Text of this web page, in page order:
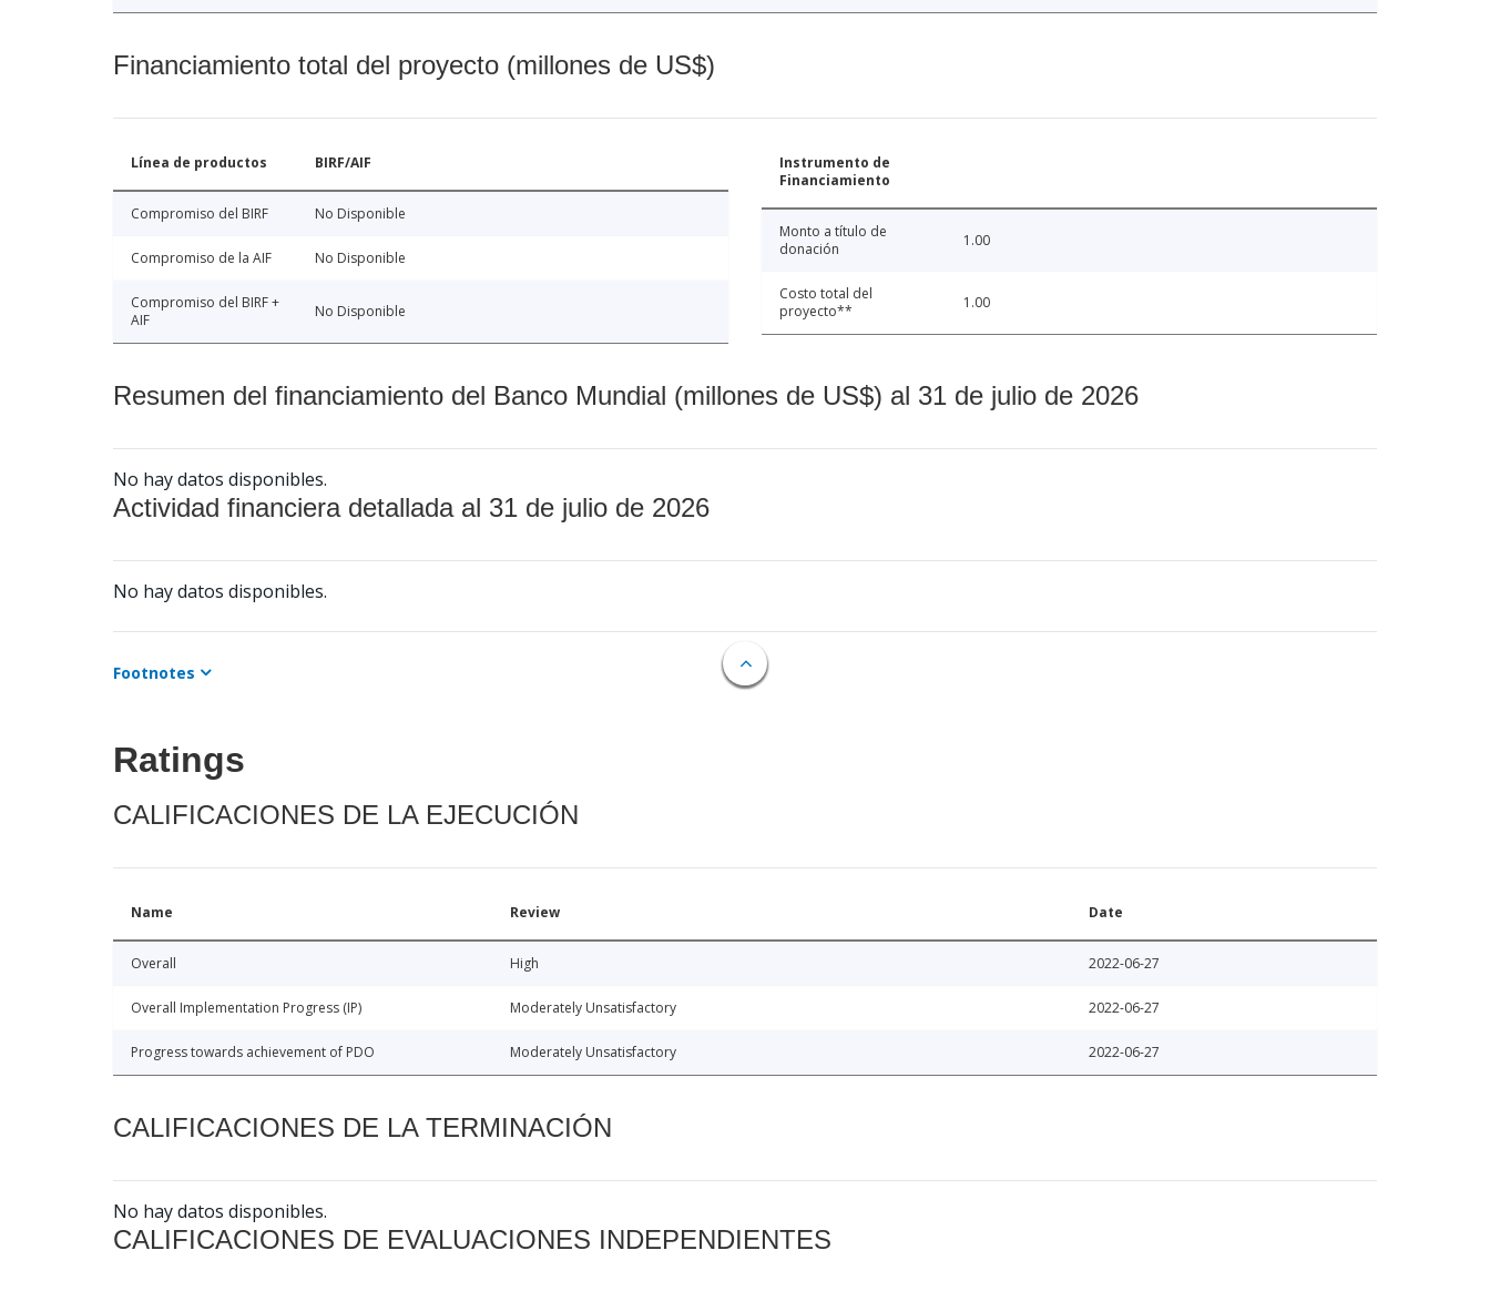
Financiamiento total del proyecto (millones de US$)
Línea de productos BIRF/AIF
Compromiso del BIRF No Disponible
Compromiso de la AIF No Disponible
Compromiso del BIRF +
AIF
No Disponible
Instrumento de
Financiamiento
Monto a título de
donación
1.00
Costo total del
proyecto**
1.00
Resumen del financiamiento del Banco Mundial (millones de US$) al 31 de julio de 2026
No hay datos disponibles.
Actividad financiera detallada al 31 de julio de 2026
No hay datos disponibles.
Footnotes
Ratings
CALIFICACIONES DE LA EJECUCIÓN
Name Review Date
Overall High 2022-06-27
Overall Implementation Progress (IP) Moderately Unsatisfactory 2022-06-27
Progress towards achievement of PDO Moderately Unsatisfactory 2022-06-27
CALIFICACIONES DE LA TERMINACIÓN
No hay datos disponibles.
CALIFICACIONES DE EVALUACIONES INDEPENDIENTES